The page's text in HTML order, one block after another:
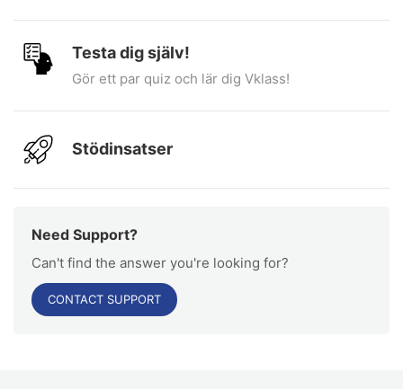
Testa dig själv!
Gör ett par quiz och lär dig Vklass!
Stödinsatser
Need Support?
Can't find the answer you're looking for?
CONTACT SUPPORT